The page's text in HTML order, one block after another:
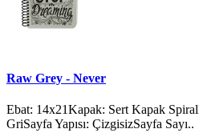
Raw Grey - Never
Ebat: 14x21Kapak: Sert Kapak
GriSayfa Yapısı: ÇizgisizSayfa Sayı..